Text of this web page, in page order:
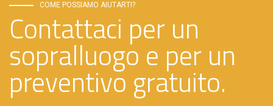
COME POSSIAMO AIUTARTI?
Contattaci per un
sopralluogo e per un
preventivo gratuito.